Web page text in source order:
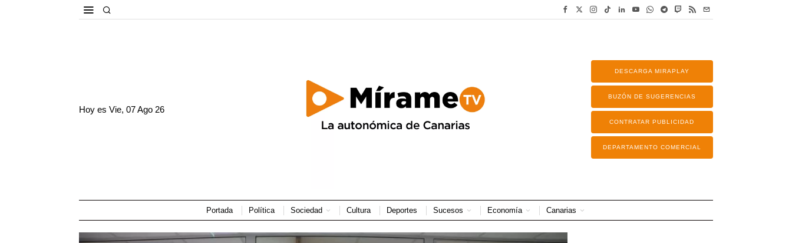
Hoy esVie, 07 Ago 26
DESCARGA MIRAPLAY
BUZÓN DE SUGERENCIAS
CONTRATAR PUBLICIDAD
DEPARTAMENTO COMERCIAL
Portada Política Sociedad Cultura Deportes Sucesos Economía Canarias